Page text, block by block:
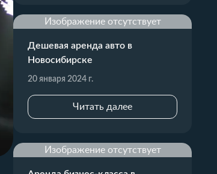
Изображение отсутствует
Дешевая аренда авто в
Новосибирске
20 января 2024 г.
Читать далее
Изображение отсутствует